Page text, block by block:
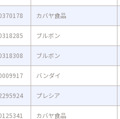
カバヤ食品
ブルボン
ブルボン
バンダイ
プレシア
カバヤ食品